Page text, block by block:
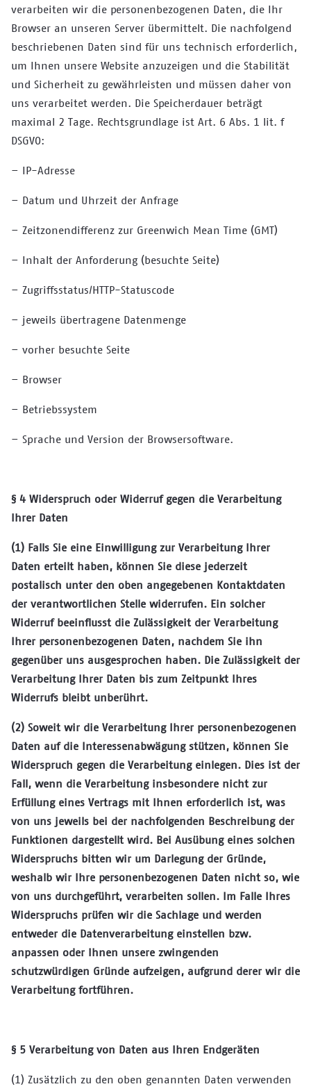
verarbeiten wir die personenbezogenen Daten, die Ihr
Browser an unseren Server übermittelt. Die nachfolgend
beschriebenen Daten sind für uns technisch erforderlich,
um Ihnen unsere Website anzuzeigen und die Stabilität
und Sicherheit zu gewährleisten und müssen daher von
uns verarbeitet werden. Die Speicherdauer beträgt
maximal 2 Tage. Rechtsgrundlage ist Art. 6 Abs. 1 lit. f
DSGVO:
– IP-Adresse
– Datum und Uhrzeit der Anfrage
– Zeitzonendifferenz zur Greenwich Mean Time (GMT)
– Inhalt der Anforderung (besuchte Seite)
– Zugriffsstatus/HTTP-Statuscode
– jeweils übertragene Datenmenge
– vorher besuchte Seite
– Browser
– Betriebssystem
– Sprache und Version der Browsersoftware.
§ 4 Widerspruch oder Widerruf gegen die Verarbeitung
Ihrer Daten
(1) Falls Sie eine Einwilligung zur Verarbeitung Ihrer
Daten erteilt haben, können Sie diese jederzeit
postalisch unter den oben angegebenen Kontaktdaten
der verantwortlichen Stelle widerrufen. Ein solcher
Widerruf beeinflusst die Zulässigkeit der Verarbeitung
Ihrer personenbezogenen Daten, nachdem Sie ihn
gegenüber uns ausgesprochen haben. Die Zulässigkeit der
Verarbeitung Ihrer Daten bis zum Zeitpunkt Ihres
Widerrufs bleibt unberührt.
(2) Soweit wir die Verarbeitung Ihrer personenbezogenen
Daten auf die Interessenabwägung stützen, können Sie
Widerspruch gegen die Verarbeitung einlegen. Dies ist der
Fall, wenn die Verarbeitung insbesondere nicht zur
Erfüllung eines Vertrags mit Ihnen erforderlich ist, was
von uns jeweils bei der nachfolgenden Beschreibung der
Funktionen dargestellt wird. Bei Ausübung eines solchen
Widerspruchs bitten wir um Darlegung der Gründe,
weshalb wir Ihre personenbezogenen Daten nicht so, wie
von uns durchgeführt, verarbeiten sollen. Im Falle Ihres
Widerspruchs prüfen wir die Sachlage und werden
entweder die Datenverarbeitung einstellen bzw.
anpassen oder Ihnen unsere zwingenden
schutzwürdigen Gründe aufzeigen, aufgrund derer wir die
Verarbeitung fortführen.
§ 5 Verarbeitung von Daten aus Ihren Endgeräten
(1) Zusätzlich zu den oben genannten Daten verwenden